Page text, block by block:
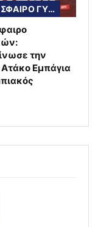
ΠΟΔΟΣΦΑΙΡΟ ΓΥΝΑΙΚΩΝ
την
Εμπάγια